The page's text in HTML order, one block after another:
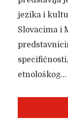
jezika i
Slovacima i
etnološkog...